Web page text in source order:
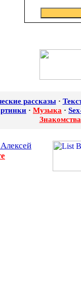
рассказы·
· Музыка ·
Знакомства